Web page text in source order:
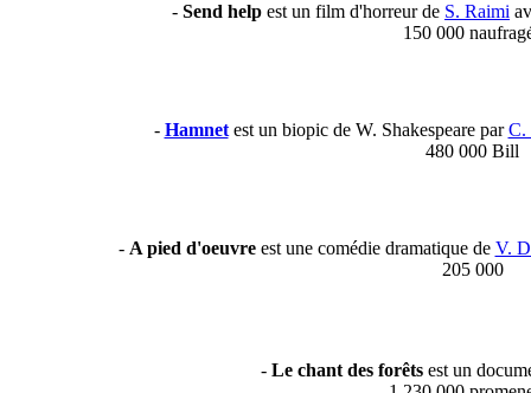
- Send help est un film d'horreur de S. Raimi
150 000
- Hamnet est un biopic de W. Shakespeare parC.
480 000 Bill
- A pied d'oeuvre est une comédie dramatique de V.
205 000
- Le chant des forêts est un